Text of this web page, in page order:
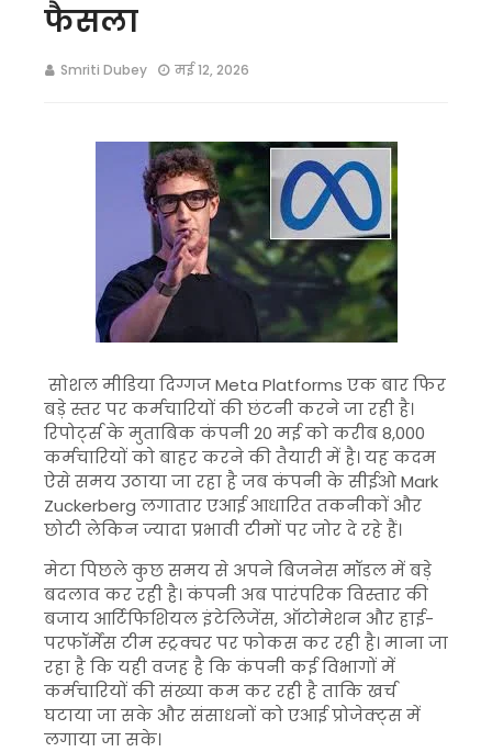
फैसला
Smriti Dubey मई 12, 2026
सोशल मीडिया दिग्गजMeta Platforms एक बार फिर
बड़े स्तर पर कर्मचारियों की छंटनी करने जा रही है।
रिपोर्ट्स के मुताबिक कंपनी 20 मई को करीब 8,000
कर्मचारियों को बाहर करने की तैयारी में है। यह कदम
ऐसे समय उठाया जा रहा है जब कंपनी के सीईओMark
Zuckerberg लगातार एआई आधारित तकनीकों और
छोटी लेकिन ज्यादा प्रभावी टीमों पर जोर दे रहे हैं।
मेटा पिछले कुछ समय से अपने बिजनेस मॉडल में बड़े
बदलाव कर रही है। कंपनी अब पारंपरिक विस्तार की
बजाय आर्टिफिशियल इंटेलिजेंस, ऑटोमेशन और हाई-
परफॉर्मेंस टीम स्ट्रक्चर पर फोकस कर रही है। माना जा
रहा है कि यही वजह है कि कंपनी कई विभागों में
कर्मचारियों की संख्या कम कर रही है ताकि खर्च
घटाया जा सके और संसाधनों को एआई प्रोजेक्ट्स में
लगाया जा सके।